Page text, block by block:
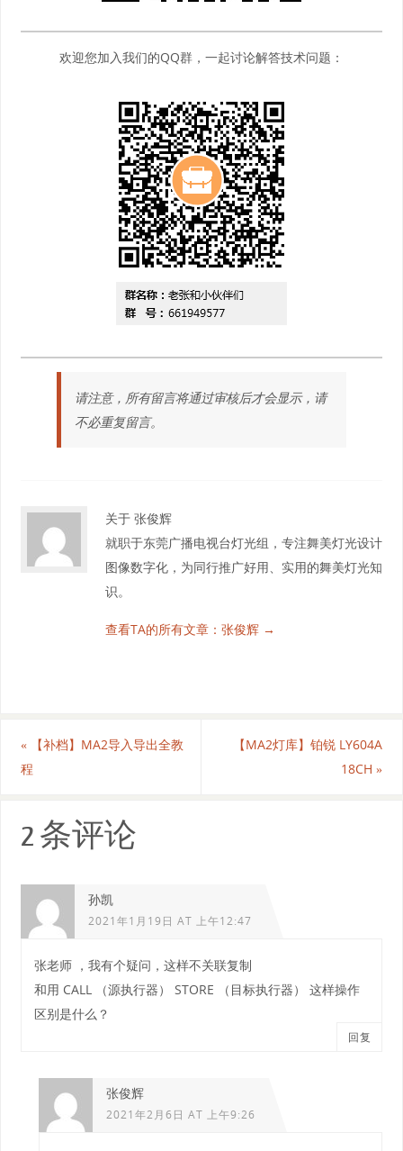
欢迎您加入我们的QQ群，一起讨论解答技术问题：
请注意，所有留言将通过审核后才会显示，请
不必重复留言。
关于 张俊辉
就职于东莞广播电视台灯光组，专注舞美灯光设计
图像数字化，为同行推广好用、实用的舞美灯光知
识。
查看TA的所有文章：张俊辉 →
«【补档】MA2导入导出全教
程
【MA2灯库】铂锐 LY604A
18CH»
2 条评论
孙凯
2021年1月19日 AT 上午12:47
张老师 ，我有个疑问，这样不关联复制
和用 CALL （源执行器） STORE （目标执行器） 这样操作
区别是什么？
回复
张俊辉
2021年2月6日 AT 上午9:26